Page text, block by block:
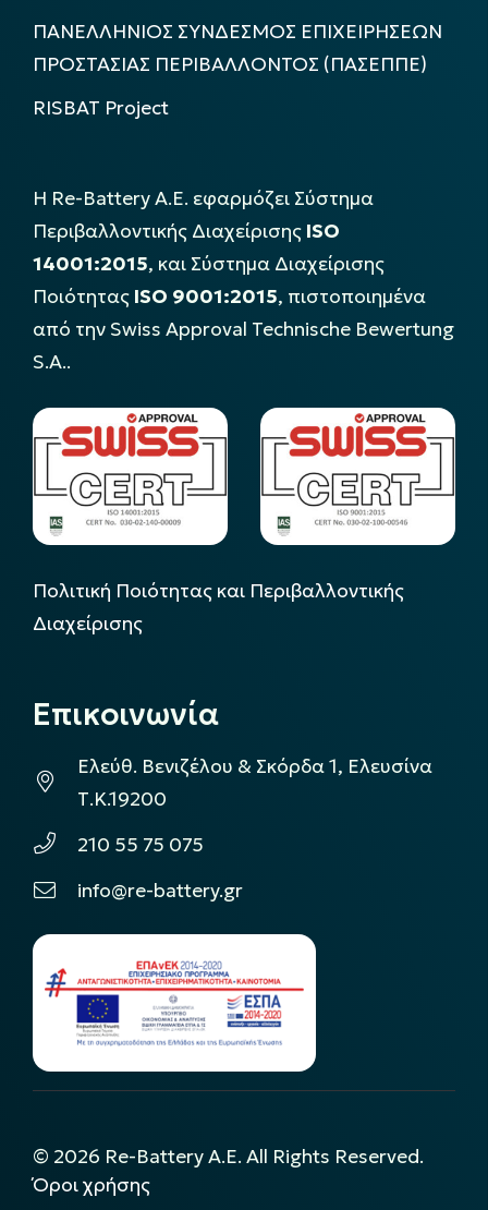
ΠΑΝΕΛΛΗΝΙΟΣ ΣΥΝΔΕΣΜΟΣ ΕΠΙΧΕΙΡΗΣΕΩΝ
ΠΡΟΣΤΑΣΙΑΣ ΠΕΡΙΒΑΛΛΟΝΤΟΣ (ΠΑΣΕΠΠΕ)
RISBAT Project
Η Re-Battery Α.Ε. εφαρμόζει Σύστημα
Περιβαλλοντικής Διαχείρισης ISO
14001:2015, και Σύστημα Διαχείρισης
Ποιότητας ISO 9001:2015, πιστοποιημένα
από την Swiss Approval Technische Bewertung
S.A..
Πολιτική Ποιότητας και Περιβαλλοντικής
Διαχείρισης
Επικοινωνία
Ελεύθ. Βενιζέλου & Σκόρδα 1, Ελευσίνα
Τ.Κ.19200
210 55 75 075
info@re-battery.gr
© 2026 Re-Battery A.E. All Rights Reserved.
Όροι χρήσης